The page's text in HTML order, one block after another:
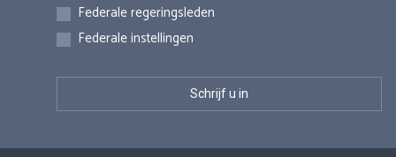
Federale regeringsleden
Federale instellingen